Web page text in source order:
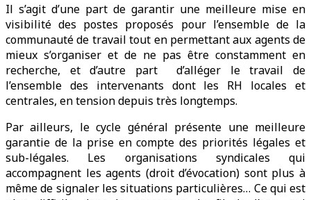
Il s’agit d’une part de garantir une meilleure mise en
visibilité des postes proposés pour l’ensemble de la
communauté de travail tout en permettant aux agents de
mieux s’organiser et de ne pas être constamment en
recherche, et d’autre part d’alléger le travail de
l’ensemble des intervenants dont les RH locales et
centrales, en tension depuis très longtemps.
Par ailleurs, le cycle général présente une meilleure
garantie de la prise en compte des priorités légales et
sub-légales. Les organisations syndicales qui
accompagnent les agents (droit d’évocation) sont plus à
même de signaler les situations particulières… Ce qui est